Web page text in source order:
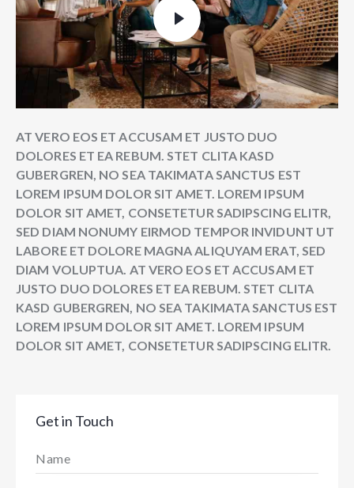
AT VERO EOS ET ACCUSAM ET JUSTO DUO
DOLORES ET EA REBUM. STET CLITA KASD
GUBERGREN, NO SEA TAKIMATA SANCTUS EST
LOREM IPSUM DOLOR SIT AMET. LOREM IPSUM
DOLOR SIT AMET, CONSETETUR SADIPSCING ELITR,
SED DIAM NONUMY EIRMOD TEMPOR INVIDUNT UT
LABORE ET DOLORE MAGNA ALIQUYAM ERAT, SED
DIAM VOLUPTUA. AT VERO EOS ET ACCUSAM ET
JUSTO DUO DOLORES ET EA REBUM. STET CLITA
KASD GUBERGREN, NO SEA TAKIMATA SANCTUS EST
LOREM IPSUM DOLOR SIT AMET. LOREM IPSUM
DOLOR SIT AMET, CONSETETUR SADIPSCING ELITR.
Get in Touch